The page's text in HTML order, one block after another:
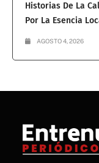
Historias De La
Por La Esencia
AGOSTO 4, 2026